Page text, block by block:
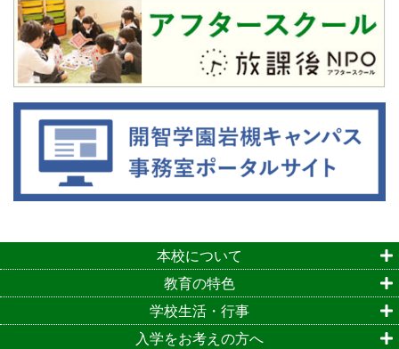
本校について
教育の特色
学校生活・行事
入学をお考えの方へ